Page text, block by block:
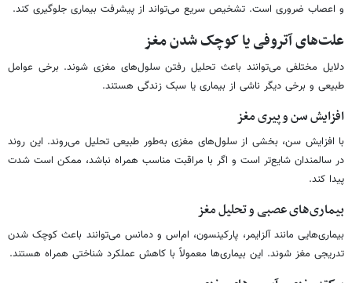
و اعصاب ضروری است. تشخیص سریع می‌تواند از پیشرفت بیماری جلوگیری کند.
علت‌های آتروفی یا کوچک شدن مغز
دلایل مختلفی می‌توانند باعث تحلیل رفتن سلول‌های مغزی شوند. برخی عوامل
طبیعی و برخی دیگر ناشی از بیماری یا سبک زندگی هستند.
افزایش سن و پیری مغز
با افزایش سن، بخشی از سلول‌های مغزی به‌طور طبیعی تحلیل می‌روند. این روند
در سالمندان شایع‌تر است و اگر با مراقبت مناسب همراه نباشد، ممکن است شدت
پیدا کند.
بیماری‌های عصبی و تحلیل مغز
بیماری‌هایی مانند آلزایمر، پارکینسون، ام‌اس و دمانس می‌توانند باعث کوچک شدن
تدریجی مغز شوند. این بیماری‌ها معمولاً با کاهش عملکرد شناختی همراه هستند.